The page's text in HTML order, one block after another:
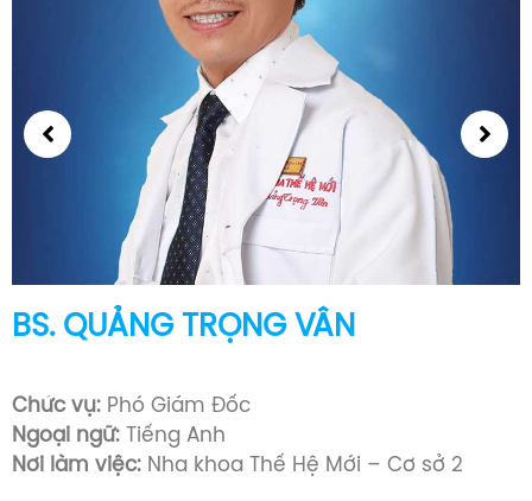
BS. NGUYỄN HUỲNH TRÂN
Bác sĩ Răng Hàm Mặt (1993 -1999)
Ngoại ngữ: Tiếng Anh
Nơi làm việc:Nha khoa Thế Hệ Mới – Cơ sở 2